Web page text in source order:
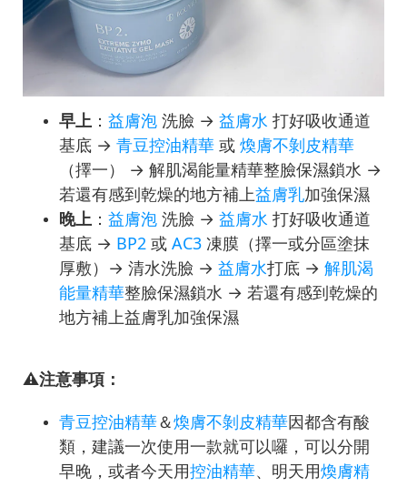
早上 ： 益膚泡 洗臉 → 益膚水 打好吸收通道
基底 → 青豆控油精華 或 煥膚不剝皮精華
（擇一） → 解肌渴能量精華整臉保濕鎖水 →
若還有感到乾燥的地方補上益膚乳加強保濕
晚上 ： 益膚泡 洗臉 → 益膚水 打好吸收通道
基底 → BP2 或 AC3 凍膜（擇一或分區塗抹
厚敷）→ 清水洗臉 → 益膚水打底 → 解肌渴
能量精華整臉保濕鎖水 → 若還有感到乾燥的
地方補上益膚乳加強保濕
⚠️注意事項：
青豆控油精華＆煥膚不剝皮精華因都含有酸
類，建議一次使用一款就可以囉，可以分開
早晚，或者今天用控油精華、明天用煥膚精